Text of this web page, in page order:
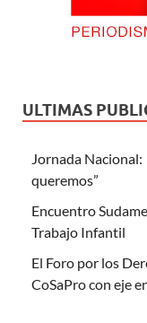
ULTIMAS
Jornada
queremos”
Encuentro
Trabajo Infantil
El Foro por los
CoSaPro con eje